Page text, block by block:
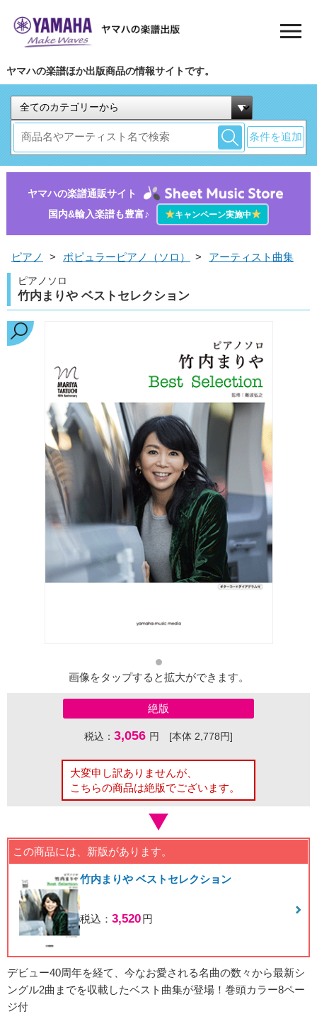
ヤマハの楽譜ほか出版商品の情報サイトです。
条件を追加
ヤマハの楽譜通販サイト
国内&輸入楽譜も豊富♪
★キャンペーン実施中★
ピアノ > ポピュラーピアノ（ソロ） > アーティスト曲集
ピアノソロ
竹内まりや ベストセレクション
画像をタップすると拡大ができます。
絶版
税込： 3,056 円 [本体 2,778円]
大変申し訳ありませんが、
こちらの商品は絶版でございます。
この商品には、新版があります。
竹内まりや ベストセレクション
税込： 3,520円
デビュー40周年を経て、今なお愛される名曲の数々から最新シ
ングル2曲までを収載したベスト曲集が登場！巻頭カラー8ペー
ジ付